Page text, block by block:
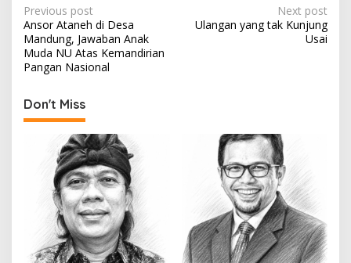
P
o
s
t
n
a
Previous post
Ansor Ataneh di Desa
Mandung, Jawaban Anak
Muda NU Atas Kemandirian
Pangan Nasional
Next post
Ulangan yang tak Kunjung
Usai
Don't Miss